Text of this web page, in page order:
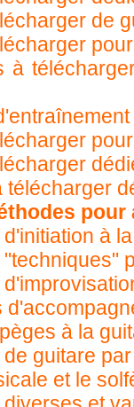
de
à
télécharger
à
à la
guitare
et le